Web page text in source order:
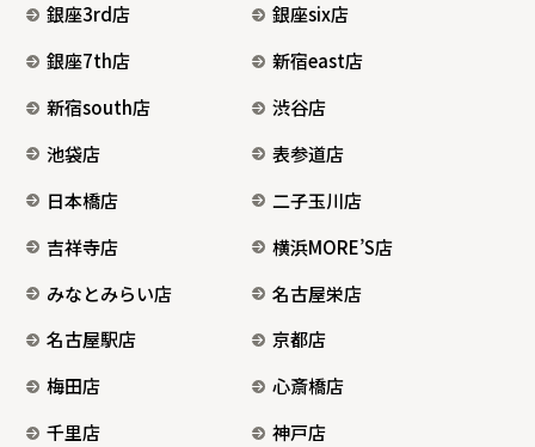
銀座3rd店
銀座six店
銀座7th店
新宿east店
新宿south店
渋谷店
池袋店
表参道店
日本橋店
二子玉川店
吉祥寺店
横浜MORE’S店
みなとみらい店
名古屋栄店
名古屋駅店
京都店
梅田店
心斎橋店
千里店
神戸店